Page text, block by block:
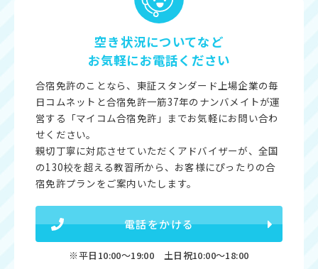
空き状況についてなど
お気軽にお電話ください
合宿免許のことなら、東証スタンダード上場企業の毎
日コムネットと合宿免許一筋37年のナンバメイトが運
営する「マイコム合宿免許」までお気軽にお問い合わ
せください。
親切丁寧に対応させていただくアドバイザーが、全国
の130校を超える教習所から、お客様にぴったりの合
宿免許プランをご案内いたします。
電話をかける
※平日10:00〜19:00 土日祝10:00〜18:00